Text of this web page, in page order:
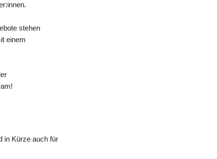
stehen
einem
in Kürze auch für